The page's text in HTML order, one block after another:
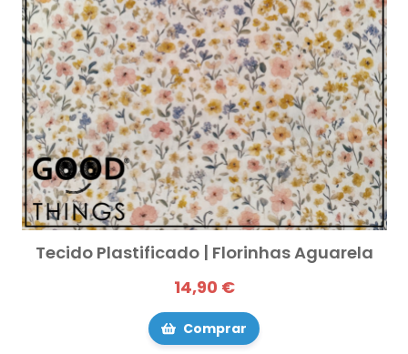
Tecido Plastificado | Florinhas Aguarela
14,90 €
Comprar